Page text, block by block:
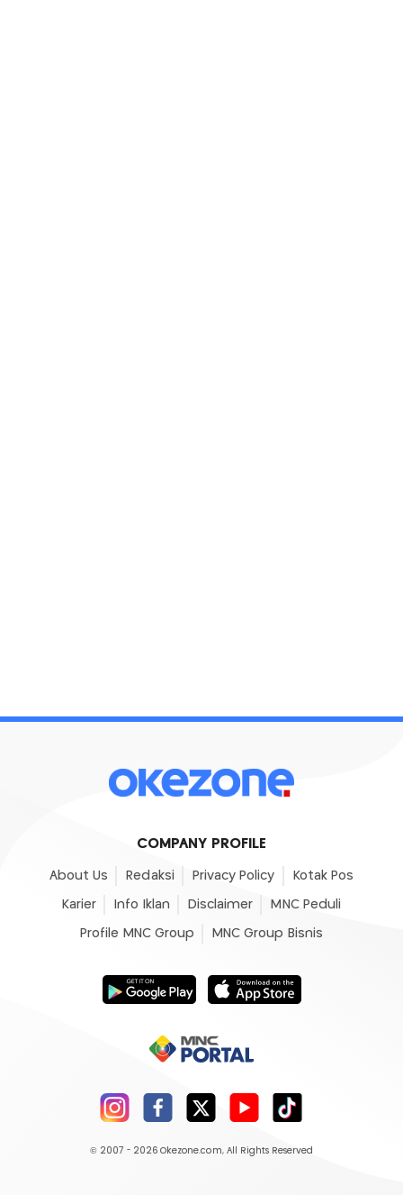
COMPANY PROFILE
About Us Redaksi Privacy Policy Kotak Pos
Karier Info Iklan Disclaimer MNC Peduli
Profile MNC Group MNC Group Bisnis
© 2007 - 2026 Okezone.com, All Rights Reserved